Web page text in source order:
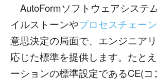
AutoFormソフトウェアシステ
イルストーンやプロセスチェー
意思決定の局面で、エンジニア
応じた標準を提供します。たと
ーションの標準設定であるCE(コ